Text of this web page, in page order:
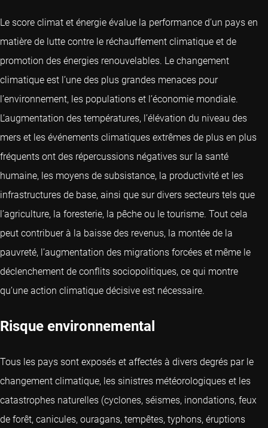
Le score climat et énergie évalue la performance d’un pays en
matière de lutte contre le réchauffement climatique et de
promotion des énergies renouvelables. Le changement
climatique est l’une des plus grandes menaces pour
l’environnement, les populations et l’économie mondiale.
L’augmentation des températures, l’élévation du niveau des
mers et les événements climatiques extrêmes de plus en plus
fréquents ont des répercussions négatives sur la santé
humaine, les moyens de subsistance, la productivité et les
infrastructures de base, ainsi que sur divers secteurs tels que
l’agriculture, la foresterie, la pêche ou le tourisme. Tout cela
peut contribuer à la baisse des revenus, la montée de la
pauvreté, l’augmentation des migrations forcées et même le
déclenchement de conflits sociopolitiques, ce qui montre
qu’une action climatique décisive est nécessaire.
Risque environnemental
Tous les pays sont exposés et affectés à divers degrés par le
changement climatique, les sinistres météorologiques et les
catastrophes naturelles (cyclones, séismes, inondations, feux
de forêt, canicules, ouragans, tempêtes, typhons, éruptions